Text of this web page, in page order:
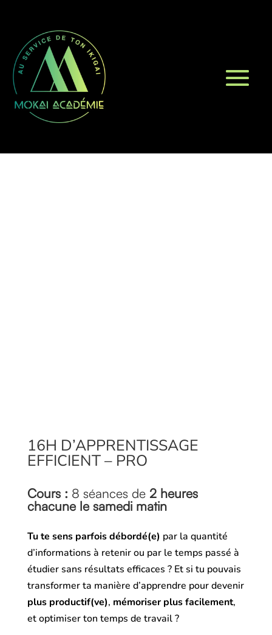
16H D’APPRENTISSAGE
EFFICIENT – PRO
Cours : 8 séances de 2 heures
chacune le samedi matin
Tu te sens parfois débordé(e) par la quantité
d’informations à retenir ou par le temps passé à
étudier sans résultats efficaces ? Et si tu pouvais
transformer ta manière d’apprendre pour devenir
plus productif(ve), mémoriser plus facilement,
et optimiser ton temps de travail ?